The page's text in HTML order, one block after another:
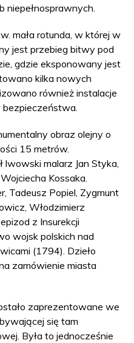
mała rotunda, w której w
jest przebieg bitwy pod
gdzie eksponowany jest
kilka nowych
również instalacje
obraz olejny o
15 metrów.
lwowski malarz Jan Styka,
Kossaka.
Tadeusz Popiel, Zygmunt
Włodzimierz
z Insurekcji
wojsk polskich nad
(1794). Dzieło
zamówienie miasta
zaprezentowane we
się tam
Była to jednocześnie